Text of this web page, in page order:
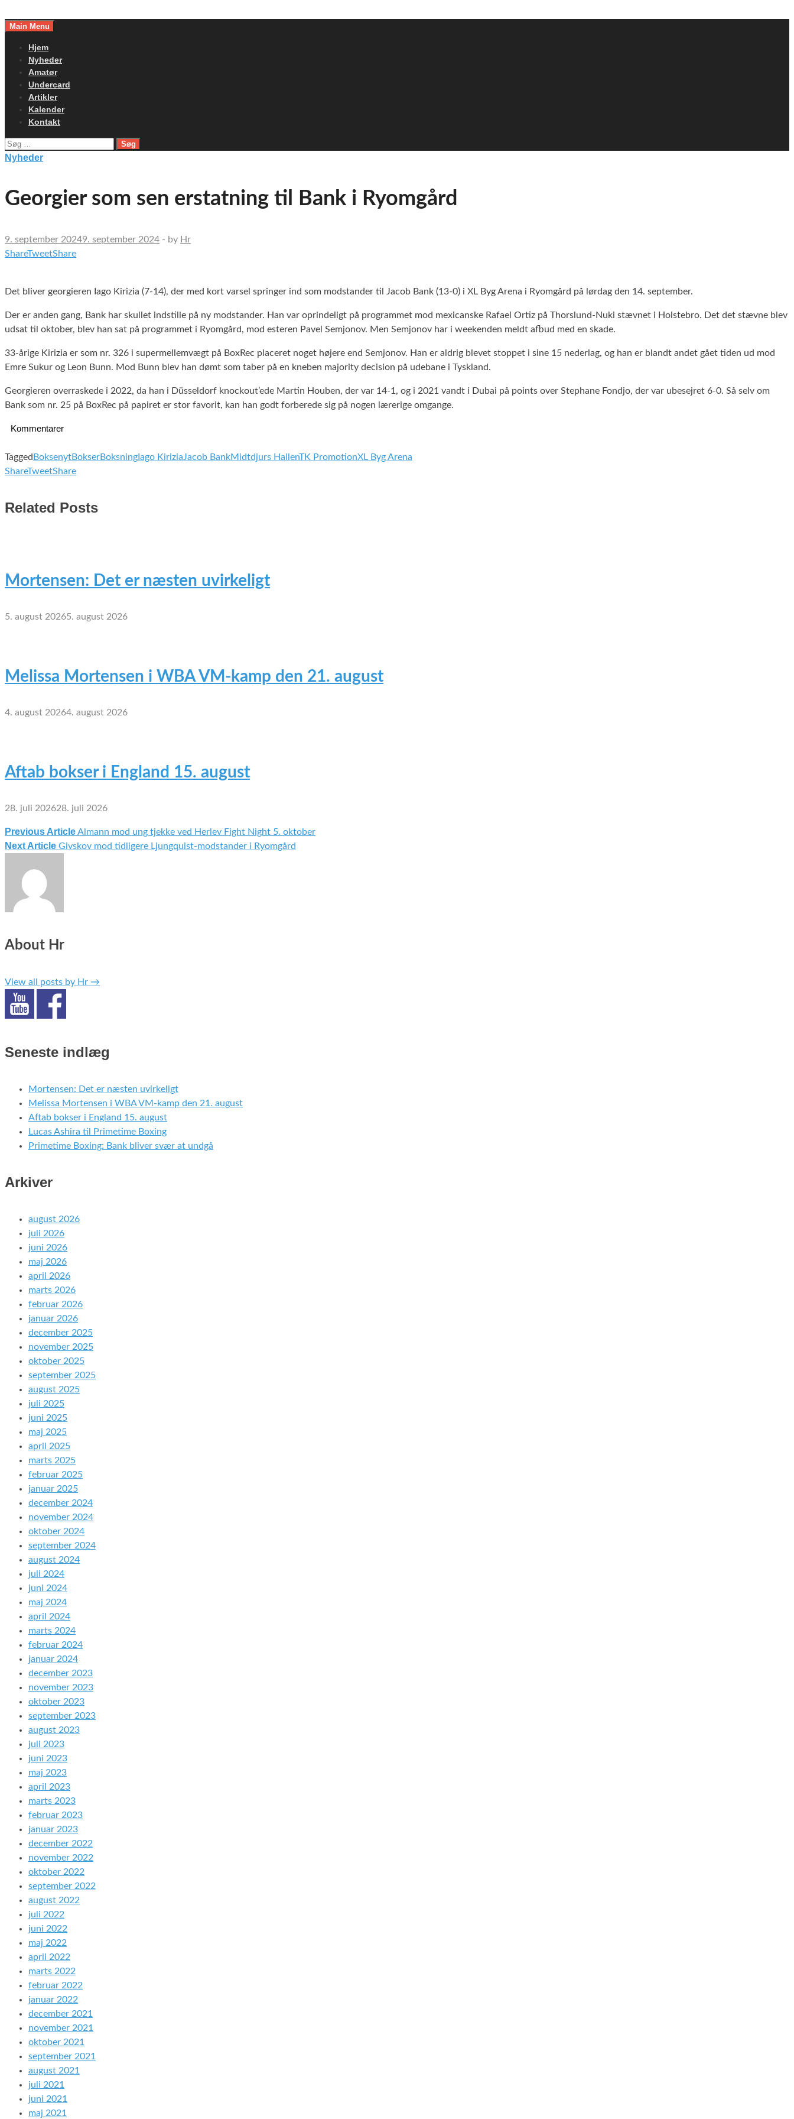
toMain Menu
Hjem
Nyheder
Amatør
Undercard
Artikler
Kalender
Kontakt
Søg
efter:
Nyheder
Georgier som sen erstatning til Bank i Ryomgård
9. september 20249. september 2024 - by Hr
ShareTweetShare
Det bliver georgieren Iago Kirizia (7-14), der med kort varsel springer ind som modstander til Jacob Bank (13-0) i XL Byg Arena i Ryomgård på lørdag den 14. september.
Der er anden gang, Bank har skullet indstille på ny modstander. Han var oprindeligt på programmet mod mexicanske Rafael Ortiz på Thorslund-Nuki stævnet i Holstebro. Det det stævne blev
udsat til oktober, blev han sat på programmet i Ryomgård, mod esteren Pavel Semjonov. Men Semjonov har i weekenden meldt afbud med en skade.
33-årige Kirizia er som nr. 326 i supermellemvægt på BoxRec placeret noget højere end Semjonov. Han er aldrig blevet stoppet i sine 15 nederlag, og han er blandt andet gået tiden ud mod
Emre Sukur og Leon Bunn. Mod Bunn blev han dømt som taber på en kneben majority decision på udebane i Tyskland.
Georgieren overraskede i 2022, da han i Düsseldorf knockout’ede Martin Houben, der var 14-1, og i 2021 vandt i Dubai på points over Stephane Fondjo, der var ubesejret 6-0. Så selv om
Bank som nr. 25 på BoxRec på papiret er stor favorit, kan han godt forberede sig på nogen lærerige omgange.
Kommentarer
Tagged BoksenytBokserBoksning Iago KiriziaJacob BankMidtdjurs HallenTK PromotionXL Byg Arena
ShareTweetShare
Related Posts
Mortensen: Det er næsten uvirkeligt
5. august 20265. august 2026
Melissa Mortensen i WBA VM-kamp den 21. august
4. august 20264. august 2026
Aftab bokser i England 15. august
28. juli 202628. juli 2026
Indlægsnavigation
Previous ArticleAlmann mod ung tjekke ved Herlev Fight Night 5. oktober
Next Article Givskov mod tidligere Ljungquist-modstander i Ryomgård
About Hr
View all posts by Hr →
Seneste indlæg
Mortensen: Det er næsten uvirkeligt
Melissa Mortensen i WBA VM-kamp den 21. august
Aftab bokser i England 15. august
Lucas Ashira til Primetime Boxing
Primetime Boxing: Bank bliver svær at undgå
Arkiver
august 2026
juli 2026
juni 2026
maj 2026
april 2026
marts 2026
februar 2026
januar 2026
december 2025
november 2025
oktober 2025
september 2025
august 2025
juli 2025
juni 2025
maj 2025
april 2025
marts 2025
februar 2025
januar 2025
december 2024
november 2024
oktober 2024
september 2024
august 2024
juli 2024
juni 2024
maj 2024
april 2024
marts 2024
februar 2024
januar 2024
december 2023
november 2023
oktober 2023
september 2023
august 2023
juli 2023
juni 2023
maj 2023
april 2023
marts 2023
februar 2023
januar 2023
december 2022
november 2022
oktober 2022
september 2022
august 2022
juli 2022
juni 2022
maj 2022
april 2022
marts 2022
februar 2022
januar 2022
december 2021
november 2021
oktober 2021
september 2021
august 2021
juli 2021
juni 2021
maj 2021